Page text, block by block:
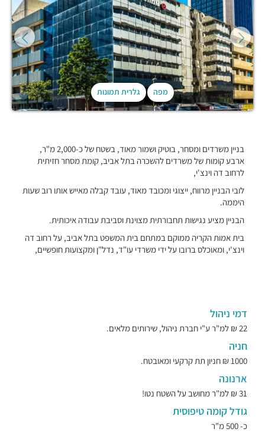
מפה גלרית תמונות
בניין משרדים ומסחר, בוטיק ושמור מאוד, בשטח של כ-2,000 מ"ר,
ארבע קומות של משרדים להשכרה בתל אביב, קומת מסחר חזיתית
לרחוב דה וינצ'י,
לובי הבניין מרווח, ייצוגי ומכובד מאוד, עובד קבלה מאייש אותו רוב שעות
היממה.
הבניין מציע נגישות תחבורתית מצוינת וסביבת עבודה איכותית.
בית אמות הקריה ממוקם במתחם בית המשפט בתל אביב, על רחוב דה
וינצ'י, ומאוכלס ברובו על ידי משרדי עו"ד, נדל"ן ומקצועות חופשיים,
דמי ניהול
22 ₪ למ"ר ע"י חברת ניהול, שירותים מלאים.
חניה
1000 ₪ חניון תת קרקעי ומאובטח.
ארנונה
31 ₪ למ"ר מחושב על השטח נטו!
גודל קומה טיפוסית
כ- 500 מ"ר